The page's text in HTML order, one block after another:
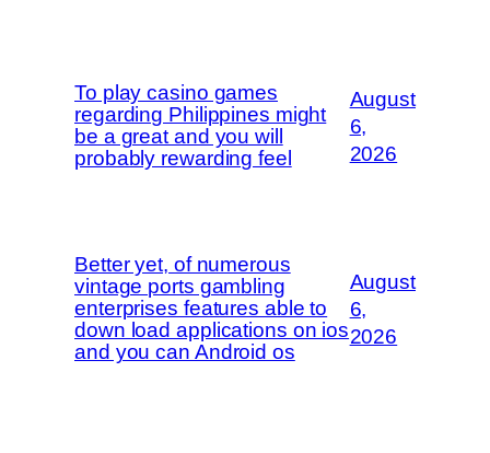
To play casino games
regarding Philippines might
be a great and you will
probably rewarding feel
August
6,
2026
Better yet, of numerous
vintage ports gambling
enterprises features able to
down load applications on ios
and you can Android os
August
6,
2026